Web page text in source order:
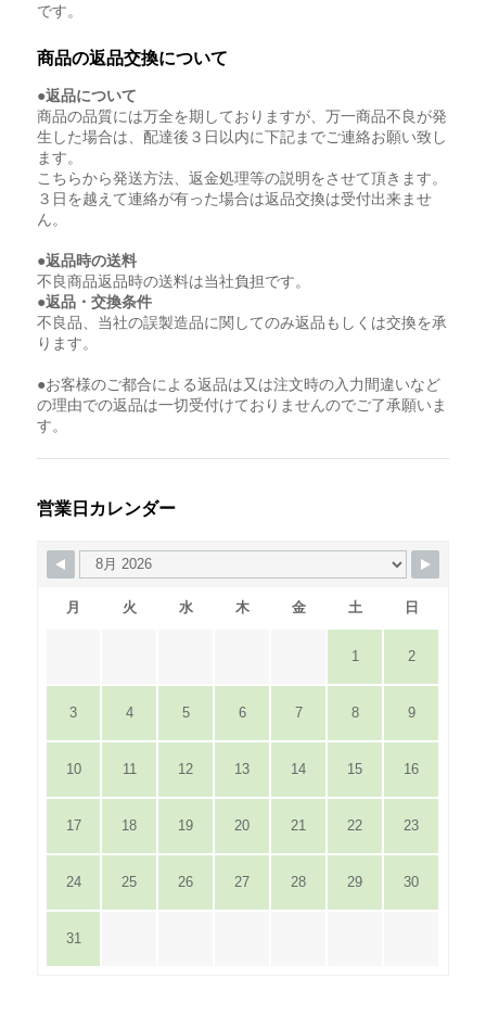
です。
商品の返品交換について
●返品について
商品の品質には万全を期しておりますが、万一商品不良が発
生した場合は、配達後３日以内に下記までご連絡お願い致し
ます。
こちらから発送方法、返金処理等の説明をさせて頂きます。
３日を越えて連絡が有った場合は返品交換は受付出来ませ
ん。
●返品時の送料
不良商品返品時の送料は当社負担です。
●返品・交換条件
不良品、当社の誤製造品に関してのみ返品もしくは交換を承
ります。
●お客様のご都合による返品は又は注文時の入力間違いなど
の理由での返品は一切受付けておりませんのでご了承願いま
す。
営業日カレンダー
月 火 水 木 金 土 日
1 2
3 4 5 6 7 8 9
10 11 12 13 14 15 16
17 18 19 20 21 22 23
24 25 26 27 28 29 30
31